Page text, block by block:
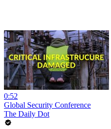
0:52
Global Security Conference
The Daily Dot